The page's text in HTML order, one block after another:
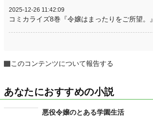
2025-12-26 11:42:09
コミカライズ8巻『令嬢はまったりをご所望。』
このコンテンツについて報告する
あなたにおすすめの小説
悪役令嬢のとある学園生活